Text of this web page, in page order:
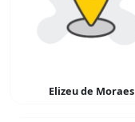
Elizeu de Moraes